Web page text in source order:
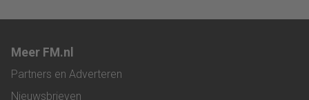
Meer FM.nl
Partners en Adverteren
Nieuwsbrieven